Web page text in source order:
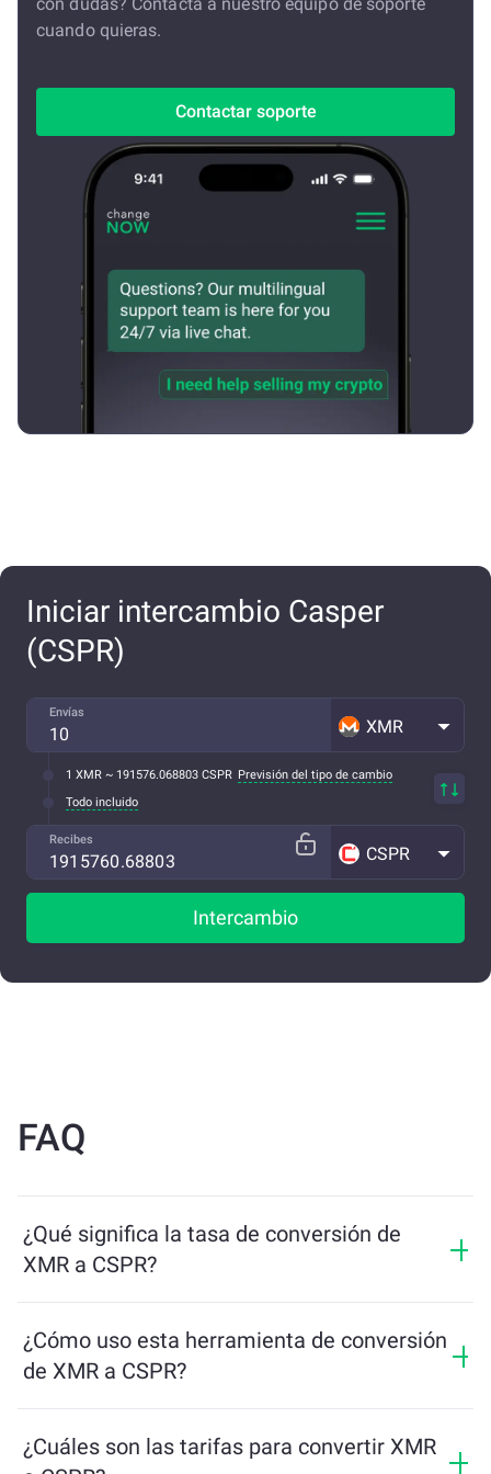
cuando quieras.
Contactar soporte
Iniciar intercambio Casper
(CSPR)
Envías
XMR
1 XMR ~ 191576.068803 CSPR Previsión del tipo de cambio
Todo incluido
Recibes
CSPR
Intercambio
FAQ
¿Qué significa la tasa de conversión de
XMR a CSPR?
a cambio de XMR. Esta tasa fluctúa según las
condiciones del mercado, la oferta y la demanda, y la
¿Cómo uso esta herramienta de conversión
de XMR a CSPR?
intercambiar, y la herramienta calculará la cantidad
estimada de CSPR que recibirás. Luego, sigue los
¿Cuáles son las tarifas para convertir XMR